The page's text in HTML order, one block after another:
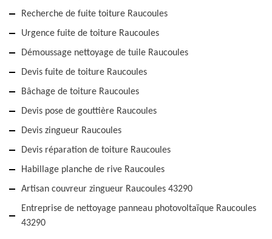
Recherche de fuite toiture Raucoules
Urgence fuite de toiture Raucoules
Démoussage nettoyage de tuile Raucoules
Devis fuite de toiture Raucoules
Bâchage de toiture Raucoules
Devis pose de gouttière Raucoules
Devis zingueur Raucoules
Devis réparation de toiture Raucoules
Habillage planche de rive Raucoules
Artisan couvreur zingueur Raucoules 43290
Entreprise de nettoyage panneau photovoltaïque Raucoules
43290